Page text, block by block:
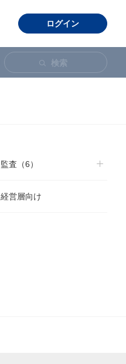
ログイン
検索
監査（6）
経営層向け